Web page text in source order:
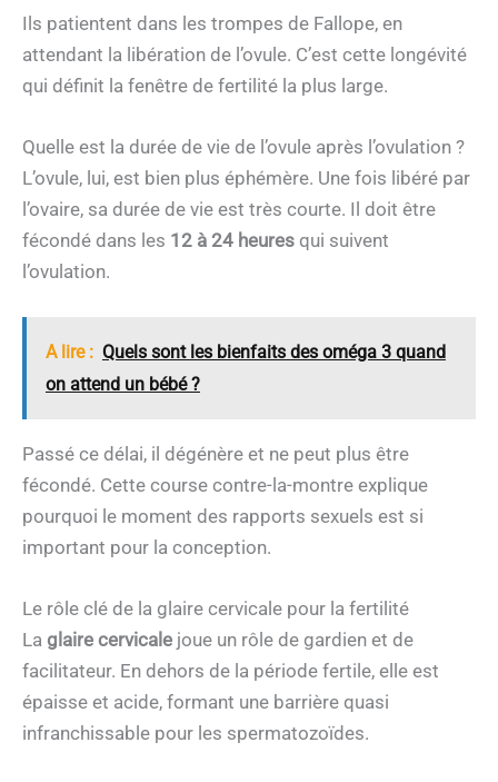
Ils patientent dans les trompes de Fallope, en
attendant la libération de l’ovule. C’est cette longévité
qui définit la fenêtre de fertilité la plus large.
Quelle est la durée de vie de l’ovule après l’ovulation ?
L’ovule, lui, est bien plus éphémère. Une fois libéré par
l’ovaire, sa durée de vie est très courte. Il doit être
fécondé dans les 12 à 24 heures qui suivent
l’ovulation.
A lire : Quels sont les bienfaits des oméga 3 quand
on attend un bébé ?
Passé ce délai, il dégénère et ne peut plus être
fécondé. Cette course contre-la-montre explique
pourquoi le moment des rapports sexuels est si
important pour la conception.
Le rôle clé de la glaire cervicale pour la fertilité
La glaire cervicale joue un rôle de gardien et de
facilitateur. En dehors de la période fertile, elle est
épaisse et acide, formant une barrière quasi
infranchissable pour les spermatozoïdes.